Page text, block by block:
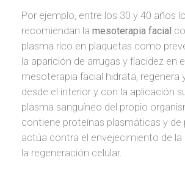
Por ejemplo, entre los 30 y 40 años
recomiendan la mesoterapia facial
plasma rico en plaquetas como
la aparición de arrugas y flacidez en
mesoterapia facial hidrata, regenera
desde el interior y con la aplicación
plasma sanguíneo del propio
contiene proteínas plasmáticas y de
actúa contra el envejecimiento de la
la regeneración celular.